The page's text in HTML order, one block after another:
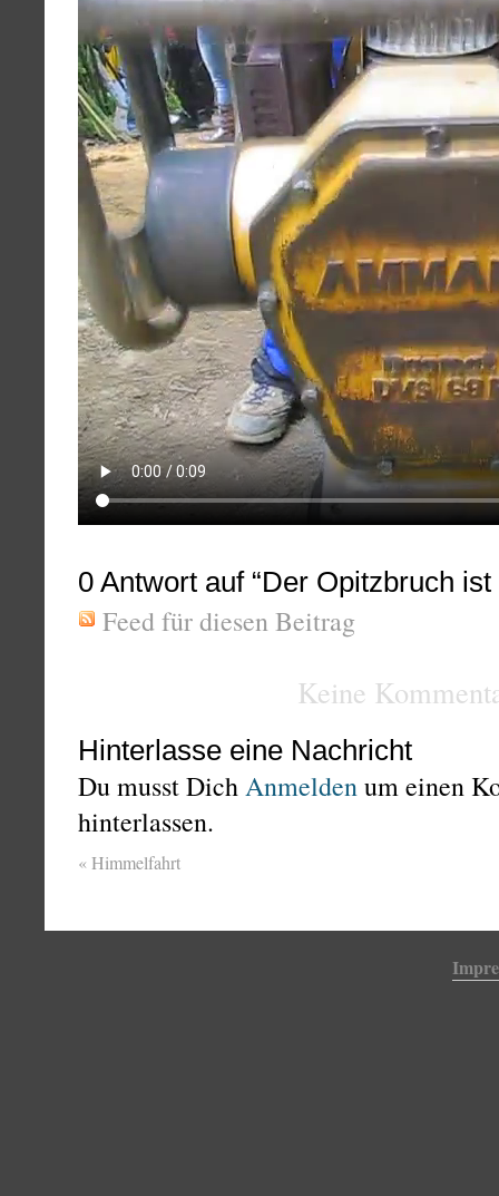
0 Antwort auf “Der Opitzbruch
Feed für diesen Beitrag
Keine
Hinterlasse eine Nachricht
Du musst DichAnmeldenum einen
hinterlassen.
«Himmelfahrt